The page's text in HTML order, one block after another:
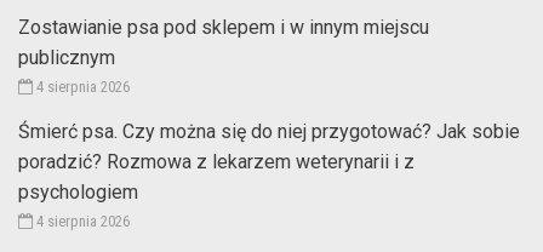
Zostawianie psa pod sklepem i w innym miejscu
publicznym
4 sierpnia 2026
Śmierć psa. Czy można się do niej przygotować? Jak sobie
poradzić? Rozmowa z lekarzem weterynarii i z
psychologiem
4 sierpnia 2026